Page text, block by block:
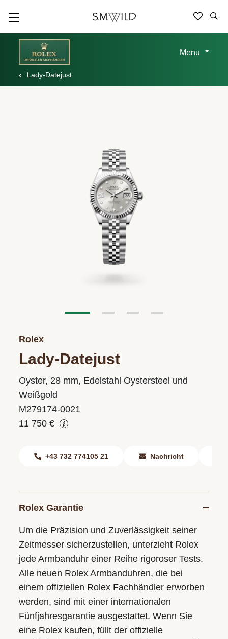
Menu
Lady-Datejust
Rolex
Lady-Datejust
Oyster, 28 mm, Edelstahl Oystersteel und
Weißgold
M279174-0021
11 750 €
+43 732 774105 21 Nachricht
Rolex Garantie
Um die Präzision und Zuverlässigkeit seiner
Zeitmesser sicherzustellen, unterzieht Rolex
jede Armbanduhr einer Reihe rigoroser Tests.
Alle neuen Rolex Armbanduhren, die bei
einem offiziellen Rolex Fachhändler erworben
werden, sind mit einer internationalen
Fünfjahresgarantie ausgestattet. Wenn Sie
eine Rolex kaufen, füllt der offizielle